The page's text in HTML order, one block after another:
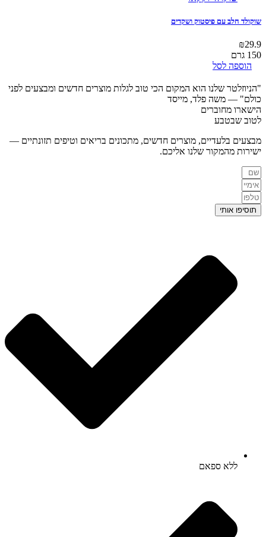
שוקולד חלב עם פיסטוק ושקדים
₪29.9
150 גרם
הוספה לסל
"הניוזלטר שלנו הוא המקום הכי טוב לגלות מוצרים חדשים ומבצעים לפני
כולם" — משה פלד, מייסד
הישארו מחוברים
לטוב שבטבע
מבצעים בלעדיים, מוצרים חדשים, מתכונים בריאים וטיפים תזונתיים —
ישירות מהמקור שלנו אליכם.
תוסיפו אותי
ללא ספאם